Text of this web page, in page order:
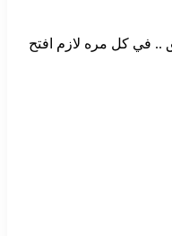
.. في كل مره لازم افتح